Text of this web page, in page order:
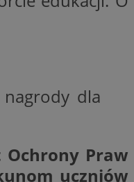
dla
Praw
uczniów